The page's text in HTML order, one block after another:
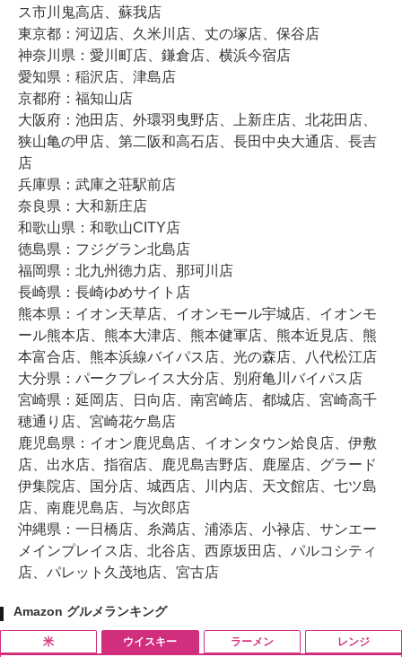
ス市川鬼高店、蘇我店
東京都：河辺店、久米川店、丈の塚店、保谷店
神奈川県：愛川町店、鎌倉店、横浜今宿店
愛知県：稲沢店、津島店
京都府：福知山店
大阪府：池田店、外環羽曳野店、上新庄店、北花田店、
狭山亀の甲店、第二阪和高石店、長田中央大通店、長吉
店
兵庫県：武庫之荘駅前店
奈良県：大和新庄店
和歌山県：和歌山CITY店
徳島県：フジグラン北島店
福岡県：北九州徳力店、那珂川店
長崎県：長崎ゆめサイト店
熊本県：イオン天草店、イオンモール宇城店、イオンモ
ール熊本店、熊本大津店、熊本健軍店、熊本近見店、熊
本富合店、熊本浜線バイパス店、光の森店、八代松江店
大分県：パークプレイス大分店、別府亀川バイパス店
宮崎県：延岡店、日向店、南宮崎店、都城店、宮崎高千
穂通り店、宮崎花ケ島店
鹿児島県：イオン鹿児島店、イオンタウン姶良店、伊敷
店、出水店、指宿店、鹿児島吉野店、鹿屋店、グラード
伊集院店、国分店、城西店、川内店、天文館店、七ツ島
店、南鹿児島店、与次郎店
沖縄県：一日橋店、糸満店、浦添店、小禄店、サンエー
メインプレイス店、北谷店、西原坂田店、パルコシティ
店、パレット久茂地店、宮古店
Amazon グルメランキング
米 ウイスキー ラーメン レンジ